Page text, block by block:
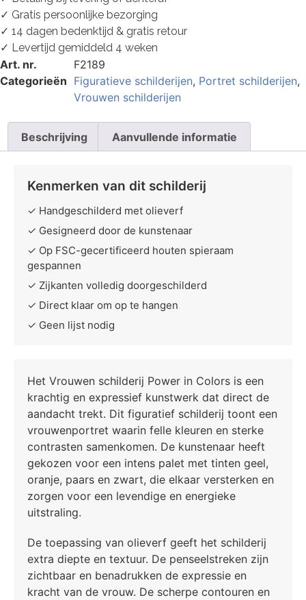
✓ Gratis persoonlijke bezorging
✓ 14 dagen bedenktijd & gratis retour
✓ Levertijd gemiddeld 4 weken
Art. nr.
F2189
Categorieën Figuratieve schilderijen, Portret schilderijen,
Vrouwen schilderijen
Beschrijving Aanvullende informatie
Kenmerken van dit schilderij
✓ Handgeschilderd met olieverf
✓ Gesigneerd door de kunstenaar
✓ Op FSC-gecertificeerd houten spieraam
gespannen
✓ Zijkanten volledig doorgeschilderd
✓ Direct klaar om op te hangen
✓ Geen lijst nodig
Het Vrouwen schilderij Power in Colors is een
krachtig en expressief kunstwerk dat direct de
aandacht trekt. Dit figuratief schilderij toont een
vrouwenportret waarin felle kleuren en sterke
contrasten samenkomen. De kunstenaar heeft
gekozen voor een intens palet met tinten geel,
oranje, paars en zwart, die elkaar versterken en
zorgen voor een levendige en energieke
uitstraling.
De toepassing van olieverf geeft het schilderij
extra diepte en textuur. De penseelstreken zijn
zichtbaar en benadrukken de expressie en
kracht van de vrouw. De scherpe contouren en